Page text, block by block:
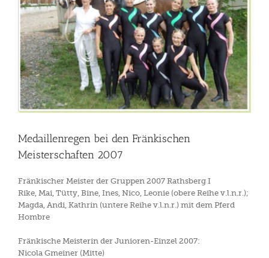
Medaillenregen bei den Fränkischen
Meisterschaften 2007
Fränkischer Meister der Gruppen 2007 Rathsberg I
Rike, Mai, Tütty, Bine, Ines, Nico, Leonie (obere Reihe v.l.n.r.);
Magda, Andi, Kathrin (untere Reihe v.l.n.r.) mit dem Pferd
Hombre
Fränkische Meisterin der Junioren-Einzel 2007:
Nicola Gmeiner (Mitte)